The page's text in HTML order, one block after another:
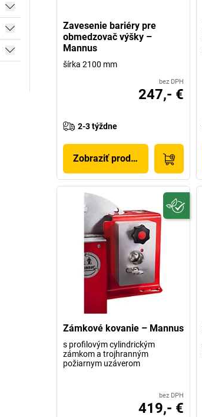
Zavesenie bariéry pre
obmedzovač výšky –
Mannus
šírka 2100 mm
bez DPH
247,- €
2-3 týždne
Zobraziť produkt
Zámkové kovanie – Mannus
s profilovým cylindrickým
zámkom a trojhranným
požiarnym uzáverom
bez DPH
419,- €